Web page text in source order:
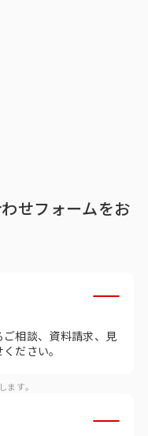
せフォームをお
相談、資料請求、見
ださい。
ます。